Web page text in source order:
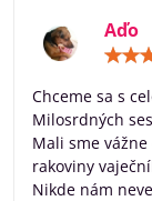
Aďo
Chceme sa s
Milosrdných
Mali sme
rakoviny
Nikde nám